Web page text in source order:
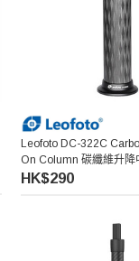
Leofoto DC-322C
On Column 碳纖維升降
HK$290